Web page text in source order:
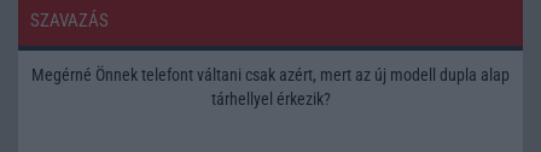
SZAVAZÁS
Megérné Önnek telefont váltani csak azért, mert az új modell dupla alap
tárhellyel érkezik?